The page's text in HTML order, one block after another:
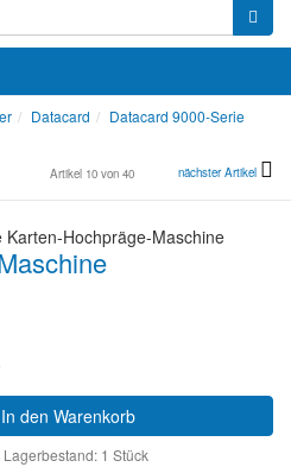
Datacard Datacard 9000-Serie
Artikel 10 von 40 nächster Artikel
In den Warenkorb
Lagerbestand: 1 Stück